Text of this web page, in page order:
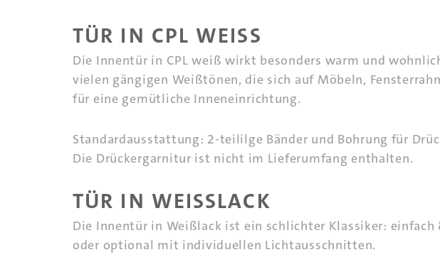
TÜR IN CPL WEISS
Die Innentür in CPL weiß wirkt besonders warm und
vielen gängigen Weißtönen, die sich auf Möbeln,
für eine gemütliche Inneneinrichtung.
Standardausstattung: 2-teililge Bänder und Bohrung für
Die Drückergarnitur ist nicht im Lieferumfang enthalten.
TÜR IN WEISSLACK
Die Innentür in Weißlack ist ein schlichter Klassiker:
oder optional mit individuellen Lichtausschnitten.